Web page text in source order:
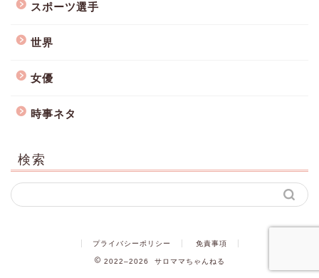
スポーツ選手
世界
女優
時事ネタ
検索
プライバシーポリシー 免責事項
2022–2026 サロママちゃんねる